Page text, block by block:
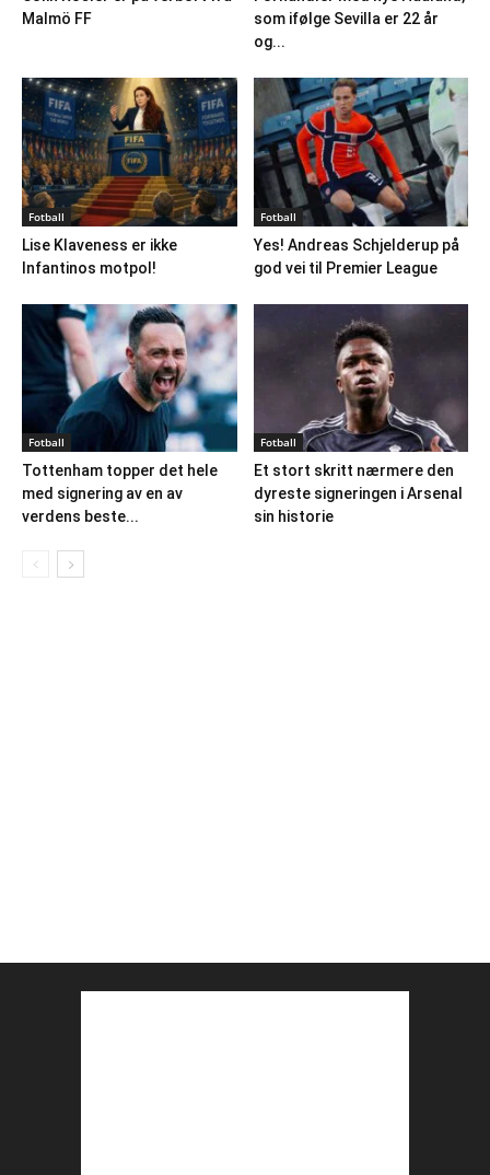
Malmö FF
som ifølge Sevilla er 22 år
og...
Fotball
Lise Klaveness er ikke
Infantinos motpol!
Fotball
Yes! Andreas Schjelderup på
god vei til Premier League
Fotball
Tottenham topper det hele
med signering av en av
verdens beste...
Fotball
Et stort skritt nærmere den
dyreste signeringen i Arsenal
sin historie